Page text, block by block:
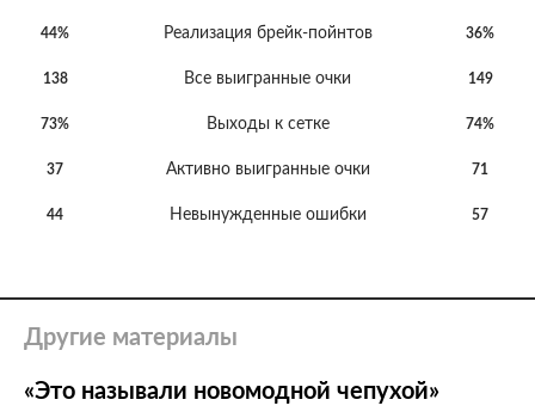
44% Реализация брейк-пойнтов 36%
138 Все выигранные очки 149
73% Выходы к сетке 74%
37 Активно выигранные очки 71
44 Невынужденные ошибки 57
Другие материалы
«Это называли новомодной чепухой»